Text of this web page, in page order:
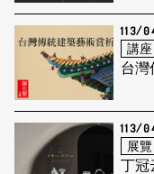
113/
講座
台灣
113/
展覽
丁冠